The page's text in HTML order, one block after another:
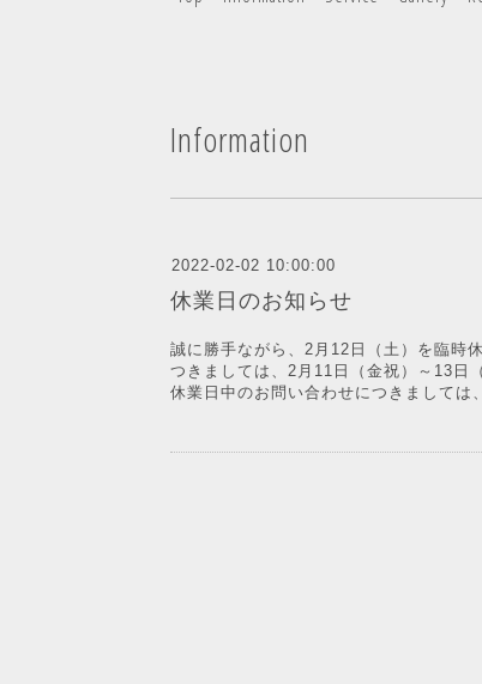
Information
2022-02-02 10:00:00
休業日のお知らせ
誠に勝手ながら、2月12日（土）を臨時
つきましては、2月11日（金祝）～13日
休業日中のお問い合わせにつきましては